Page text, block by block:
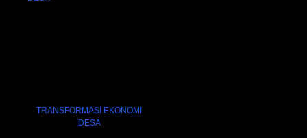
TRANSFORMASI EKONOMI
DESA